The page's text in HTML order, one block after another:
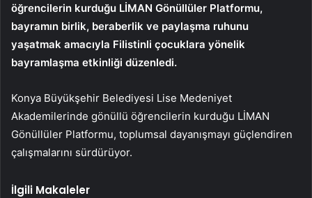
öğrencilerin kurduğu LİMAN Gönüllüler Platformu,
bayramın birlik, beraberlik ve paylaşma ruhunu
yaşatmak amacıyla Filistinli çocuklara yönelik
bayramlaşma etkinliği düzenledi.
Konya Büyükşehir Belediyesi Lise Medeniyet
Akademilerinde gönüllü öğrencilerin kurduğu LİMAN
Gönüllüler Platformu, toplumsal dayanışmayı güçlendiren
çalışmalarını sürdürüyor.
İlgili Makaleler